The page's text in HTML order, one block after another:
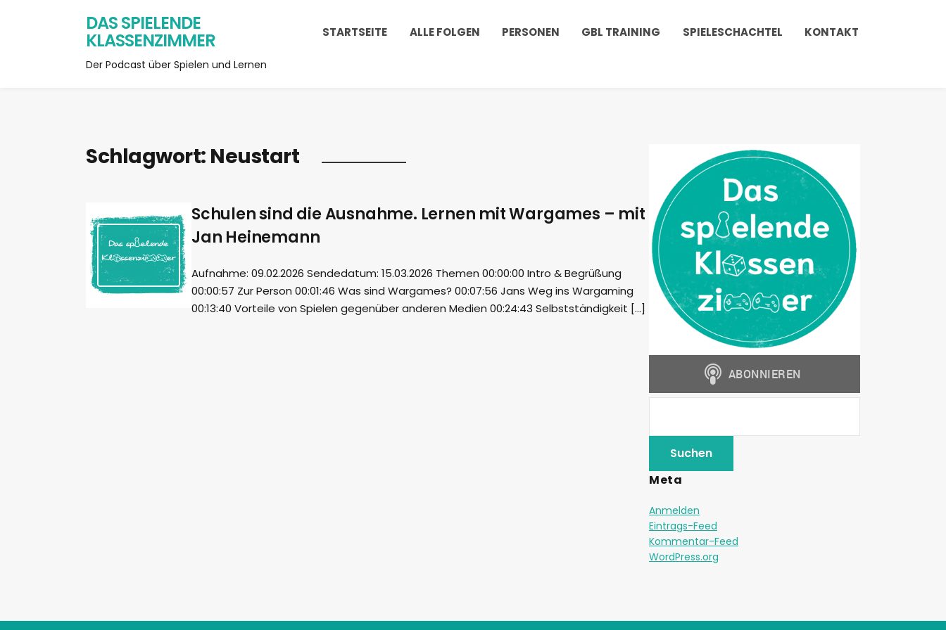
DAS SPIELENDE
KLASSENZIMMER
Der Podcast über Spielen und Lernen
STARTSEITE ALLE FOLGEN PERSONEN GBL TRAINING SPIELESCHACHTEL KONTAKT
Schlagwort: Neustart
Schulen sind die Ausnahme. Lernen mit Wargames – mit
Jan Heinemann
Aufnahme: 09.02.2026 Sendedatum: 15.03.2026 Themen 00:00:00 Intro & Begrüßung
00:00:57 Zur Person 00:01:46 Was sind Wargames? 00:07:56 Jans Weg ins Wargaming
00:13:40 Vorteile von Spielen gegenüber anderen Medien 00:24:43 Selbstständigkeit […]
Meta
Anmelden
Eintrags-Feed
Kommentar-Feed
WordPress.org